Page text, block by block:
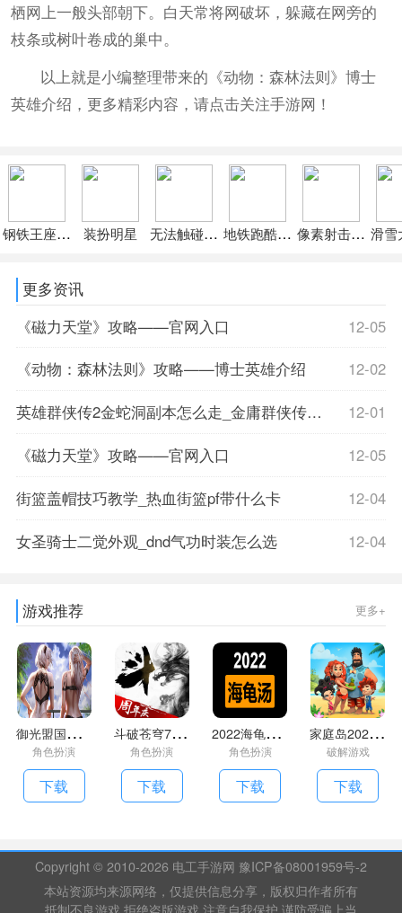
栖网上一般头部朝下。白天常将网破坏，躲藏在网旁的
枝条或树叶卷成的巢中。
以上就是小编整理带来的《动物：森林法则》博士
英雄介绍，更多精彩内容，请点击关注手游网！
钢铁王座初生崛起装扮明星 无法触碰的掌心国际服地铁跑酷国际服下载像素射击国际服
滑雪
更多资讯
12-05
《磁力天堂》攻略——官网入口
12-02
《动物：森林法则》攻略——博士英雄介绍
12-01
英雄群侠传2金蛇洞副本怎么走_金庸群侠传金蛇剑在什么地方
12-05
《磁力天堂》攻略——官网入口
12-04
街篮盖帽技巧教学_热血街篮pf带什么卡
12-04
女圣骑士二觉外观_dnd气功时装怎么选
游戏推荐 更多+
御
光盟国汉化组游戏礼包码大全
角色扮演
下载
斗
破苍穹7.2单机破解版
角色扮演
下载
2
022海龟汤题目答案全套(持续更新)
角色扮演
下载
家
庭岛2022最新破解版
破解游戏
下载
Copyright © 2010-2026 电工手游网 豫ICP备08001959号-2
本站资源均来源网络，仅提供信息分享，版权归作者所有